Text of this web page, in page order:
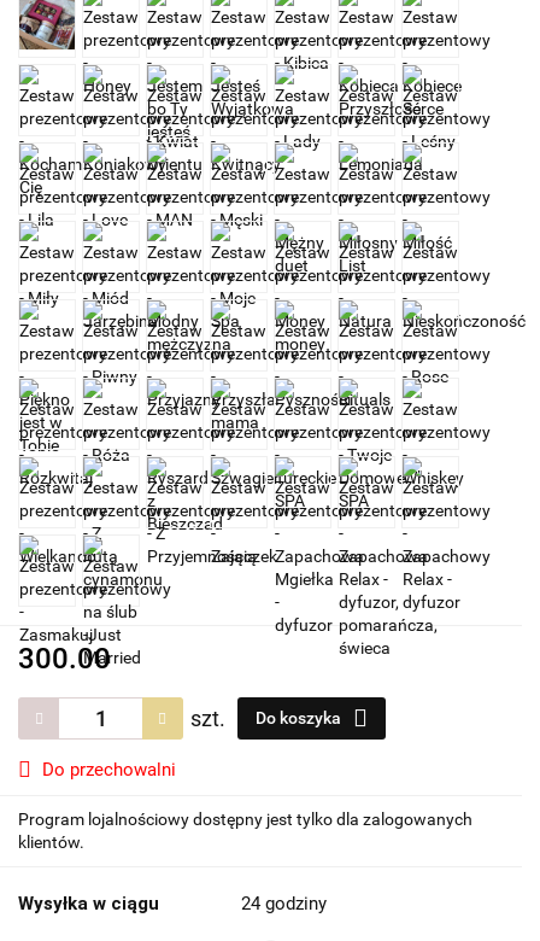
300.00
szt. Do koszyka
Do przechowalni
Program lojalnościowy dostępny jest tylko dla zalogowanych
klientów.
Wysyłka w ciągu 24 godziny